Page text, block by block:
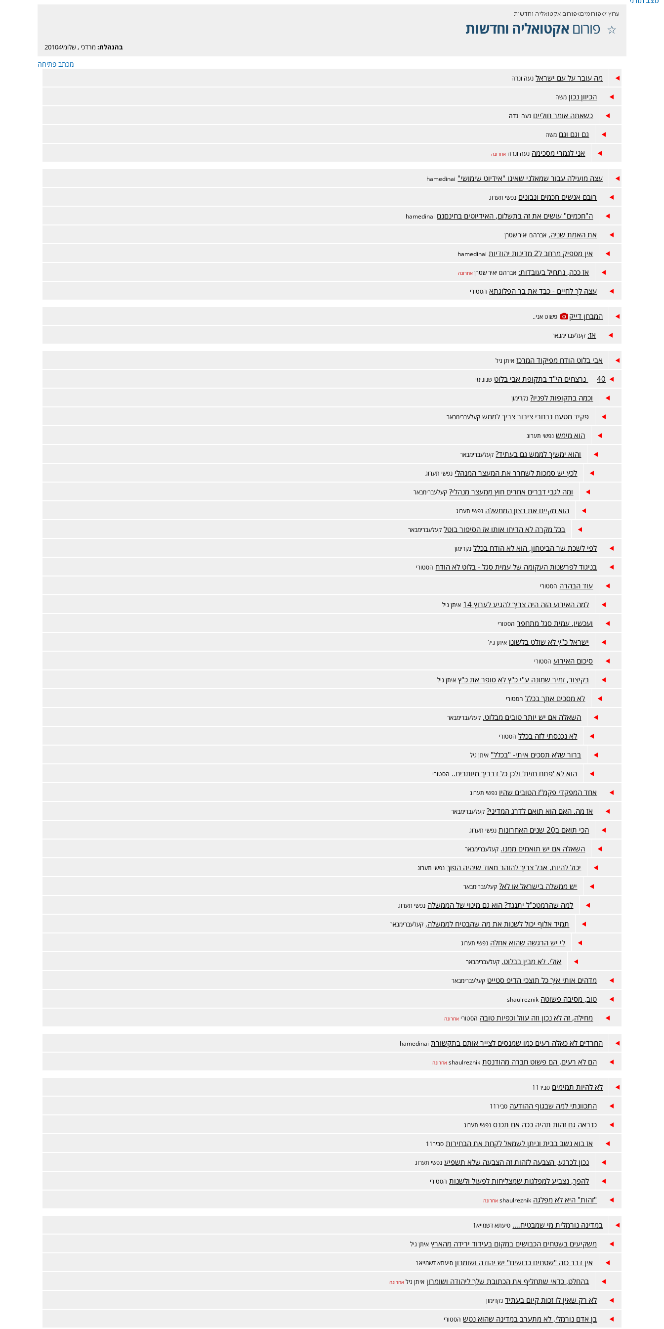
ערוץ 7 פורומים פורום אקטואליה וחדשות
פורוםאקטואליה וחדשות
בהנהלת: מרדכי ,שלומי20104
מכתב פתיחה
מה עובר על עם ישראל נעה ונדה
הכיוון נכון משה
כשאתה אומר חוליים נעה ונדה
גם וגם וגם משה
אני לגמרי מסכימה נעה ונדה אחרונה
עצה מועילה עבור שמאלני שאינו "אידיוט שימושי" hamedinai
רובם אנשים חכמים ונבונים נפשי תערוג
ה"חכמים" עושים את זה בתשלום, האידיוטים בחינםנם hamedinai
את האמת שניה, אברהם יאיר שטרן
אין מספיק מרחב ל2 מדינות יהודיות hamedinai
אז ככה, נתחיל בעובדות: אברהם יאיר שטרן אחרונה
עצה לך לחיים - כבד את בר הפלוגתא הסטורי
המבחן דייק פשוט אני..
אז: קעלעברימבאר
אבי בלוט הודח מפיקוד המרכז איתן גיל
40 נרצחים הי"ד בתקופת אבי בלוט שנונימי
וכמה בתקופות לפניו? נקדימון
פקיד מטעם נבחרי ציבור צריך לממש קעלעברימבאר
הוא מימש נפשי תערוג
והוא ימשיך לממש גם בעתיד? קעלעברימבאר
לכץ יש סמכות לשחרר את המעצר המנהלי נפשי תערוג
ומה לגבי דברים אחרים חוץ ממעצר מנהלי? קעלעברימבאר
הוא מקיים את רצון הממשלה נפשי תערוג
בכל מקרה לא הדיחו אותו אז הסיפור בוטל קעלעברימבאר
לפי לשכת שר הביטחון, הוא לא הודח בכלל נקדימון
בניגוד לפרשנות העקומה של עמית סגל - בלוט לא הודח הסטורי
עוד הבהרה הסטורי
למה האירוע הזה היה צריך להגיע לערוץ 14 איתן גיל
ועכשיו, עמית סגל מתחפר הסטורי
ישראל כ"ץ לא שולט בלשונו איתן גיל
סיכום האירוע הסטורי
בקיצור, זמיר שמונה ע"י כ"ץ לא סופר את כ"ץ איתן גיל
לא מסכים אתך בכלל הסטורי
השאלה אם יש יותר טובים מבלוט. קעלעברימבאר
לא נכנסתי לזה בכלל הסטורי
ברור שלא תסכים איתי- "בכלל" איתן גיל
הוא לא 'פתח חזית' ולכן כל דבריך מיותרים.. הסטורי
אחד המפקדי פקמ"ז הטובים שהיו נפשי תערוג
אז מה. האם הוא תואם לדרג המדיני? קעלעברימבאר
הכי תואם ב20 שנים האחרונות נפשי תערוג
השאלה אם יש תואמים ממנו. קעלעברימבאר
יכול להיות, אבל צריך להזהר מאוד שיהיה הפוך נפשי תערוג
יש ממשלה בישראל או לא? קעלעברימבאר
למה שהרמטכ"ל יתנגד? הוא גם מינוי של הממשלה נפשי תערוג
תמיד אלוף יכול לשנות את מה שהבטיח לממשלה, קעלעברימבאר
לי יש הרגשה שהוא אחלה נפשי תערוג
אולי. לא מבין בבלוט. קעלעברימבאר
מדהים אותי איך כל תוצכי הדיפ סטייט קעלעברימבאר
טוב, מסיבה פשוטה shaulreznik
מחילה, זה לא נכון וזה עוול וכפיות טובה הסטורי אחרונה
החרדים לא כאלה רעים כמו שמנסים לצייר אותם בתקשורת hamedinai
הם לא רעים, הם פשוט חברה מהודנסת shaulreznik אחרונה
לא להיות תמימים סביר11
התכוונתי למה שבגוף ההודעה סביר11
כנראה גם זהות תהיה ככה אם תכנס נפשי תערוג
אז בוא נשב בבית וניתן לשמאל לקחת את הבחירות סביר11
נכון לכרגע, הצבעה לזהות זה הצבעה שלא תשפיע נפשי תערוג
להפך, נצביע למפלגות שמצליחות לפעול ולשנות הסטורי
"זהות" היא לא מפלגה shaulreznik אחרונה
במדינה נורמלית מי שמבטיח…. סיעתא דשמייא1
משקיעים בשטחים הכבושים במקום בעידוד ירידה מהארץ איתן גיל
אין דבר כזה "שטחים כבושים" יש יהודה ושומרון סיעתא דשמייא1
בהחלט, כדאי שתחליף את הכתובת שלך ליהודה ושומרון איתן גיל אחרונה
לא רק שאין לו זכות קיום בעתיד נקדימון
בן אדם נורמלי, לא מתערב במדינה שהוא נטש הסטורי